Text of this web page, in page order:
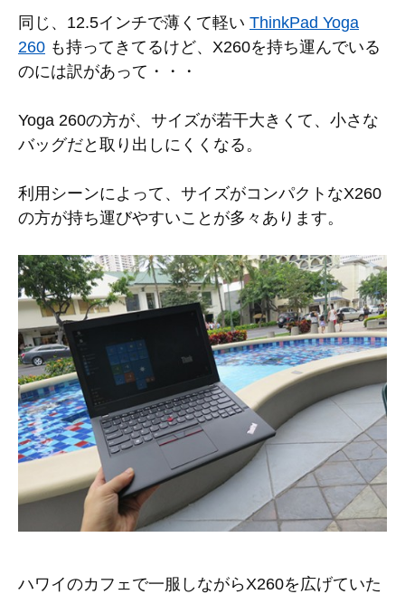
同じ、12.5インチで薄くて軽い ThinkPad Yoga
260 も持ってきてるけど、X260を持ち運んでいる
のには訳があって・・・
Yoga 260の方が、サイズが若干大きくて、小さな
バッグだと取り出しにくくなる。
利用シーンによって、サイズがコンパクトなX260
の方が持ち運びやすいことが多々あります。
ハワイのカフェで一服しながらX260を広げていた